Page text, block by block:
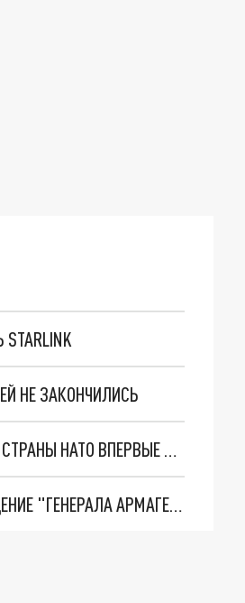
НЕ ЗАКОНЧИЛИСЬ
"ОЧЕНЬ ПЛОХИЕ НОВОСТИ": БОЛЬШАЯ ОШИБКА PALANTIR В РОССИИ. СТРАНЫ НАТО ВПЕРВЫЕ ЗА СВО ОСТАНОВИЛИ ПОСТАВКИ ОРУЖИЯ. ВСУ ТЕРЯЮТ ПРИГРАНИЧЬЕ?
ТРИ ГЛАВНЫХ ИНСАЙДА ОБ СВО. ОТМЕНА МОБИЛИЗАЦИИ И ВОЗВРАЩЕНИЕ "ГЕНЕРАЛА АРМАГЕДДОНА"? ОТЛИЧНЫЕ НОВОСТИ, КОТОРЫЕ ЖДАЛИ ВСЕ